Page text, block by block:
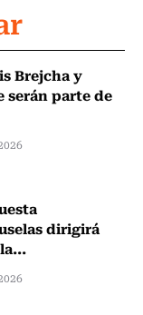
Brejcha y
serán parte de
dirigirá